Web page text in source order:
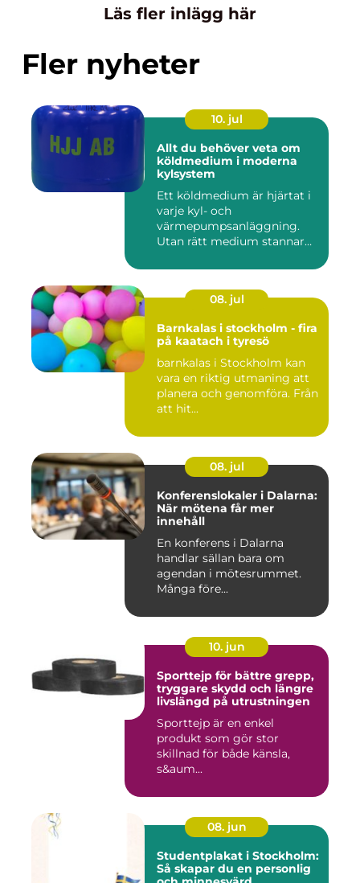
Läs fler inlägg här
Fler nyheter
10. jul
Allt du behöver veta om
köldmedium i moderna
kylsystem
Ett köldmedium är hjärtat i
varje kyl- och
värmepumpsanläggning.
Utan rätt medium stannar
08. jul
Barnkalas i stockholm - fira
på kaatach i tyresö
barnkalas i Stockholm kan
vara en riktig utmaning att
planera och genomföra. Från
att hit...
08. jul
Konferenslokaler i Dalarna:
När mötena får mer
innehåll
En konferens i Dalarna
handlar sällan bara om
agendan i mötesrummet.
Många före...
10. jun
Sporttejp för bättre grepp,
tryggare skydd och längre
livslängd på utrustningen
Sporttejp är en enkel
produkt som gör stor
skillnad för både känsla,
s&aum...
08. jun
Studentplakat i Stockholm:
Så skapar du en personlig